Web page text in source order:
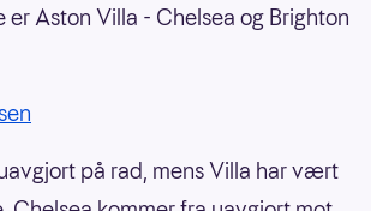
er Aston Villa - Chelsea og Brighton
på rad, mens Villa har vært